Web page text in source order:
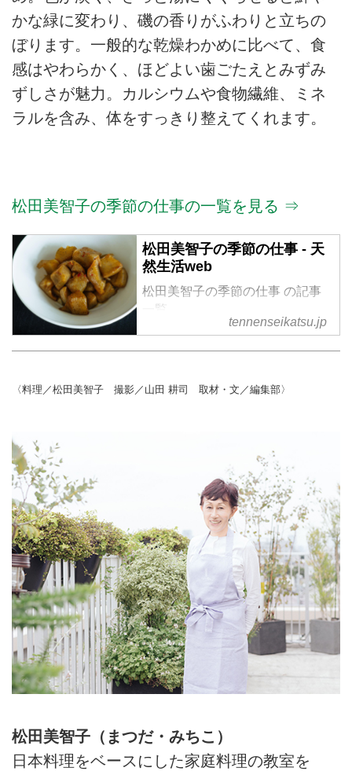
かな緑に変わり、磯の香りがふわりと立ちの
ぼります。一般的な乾燥わかめに比べて、食
感はやわらかく、ほどよい歯ごたえとみずみ
ずしさが魅力。カルシウムや食物繊維、ミネ
ラルを含み、体をすっきり整えてくれます。
松田美智子の季節の仕事の一覧を見る ⇒
松田美智子の季節の仕事 - 天
然生活web
松田美智子の季節の仕事 の記事
一覧
tennenseikatsu.jp
〈料理／松田美智子 撮影／山田 耕司 取材・文／編集部〉
松田美智子（まつだ・みちこ）
日本料理をベースにした家庭料理の教室を